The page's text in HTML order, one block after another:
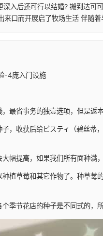
入后还可行以结婚? 搬到达可
来口而开展启了牧场生活 伴随
-4庞入门设施
最省事务的独壹选项，但是
，收获后给ビスティ（碧丝
大幅提高，如果我们所有面种
植草莓和其它作物了。种草
季节花店的种子是不同式的